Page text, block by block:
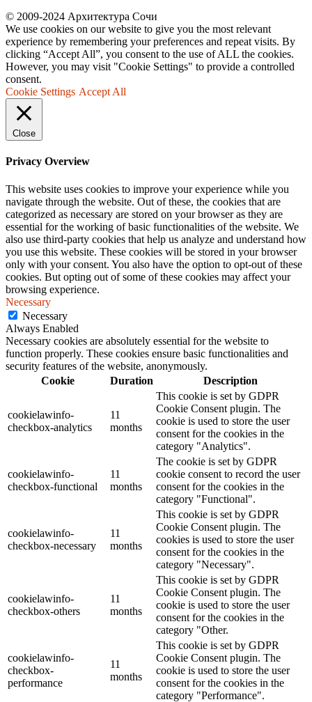
© 2009-2024 Архитектура Сочи
We use cookies on our website to give you the most relevant
experience by remembering your preferences and repeat visits. By
clicking “Accept All”, you consent to the use of ALL the cookies.
However, you may visit "Cookie Settings" to provide a controlled
consent.
Cookie Settings Accept All
Close
Privacy Overview
This website uses cookies to improve your experience while you
navigate through the website. Out of these, the cookies that are
categorized as necessary are stored on your browser as they are
essential for the working of basic functionalities of the website. We
also use third-party cookies that help us analyze and understand how
you use this website. These cookies will be stored in your browser
only with your consent. You also have the option to opt-out of these
cookies. But opting out of some of these cookies may affect your
browsing experience.
Necessary
Necessary
Always Enabled
Necessary cookies are absolutely essential for the website to
function properly. These cookies ensure basic functionalities and
security features of the website, anonymously.
Cookie
Duration Description
cookielawinfo-
checkbox-analytics
11
months
This cookie is set by GDPR
Cookie Consent plugin. The
cookie is used to store the user
consent for the cookies in the
category "Analytics".
cookielawinfo-
checkbox-functional
11
months
The cookie is set by GDPR
cookie consent to record the user
consent for the cookies in the
category "Functional".
cookielawinfo-
checkbox-necessary
11
months
This cookie is set by GDPR
Cookie Consent plugin. The
cookies is used to store the user
consent for the cookies in the
category "Necessary".
cookielawinfo-
checkbox-others
11
months
This cookie is set by GDPR
Cookie Consent plugin. The
cookie is used to store the user
consent for the cookies in the
category "Other.
cookielawinfo-
checkbox-
performance
11
months
This cookie is set by GDPR
Cookie Consent plugin. The
cookie is used to store the user
consent for the cookies in the
category "Performance".